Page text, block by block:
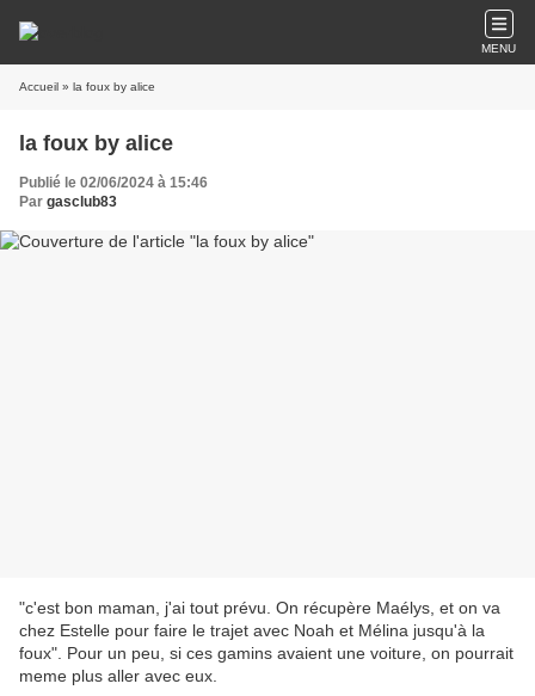
MENU
Accueil » la foux by alice
la foux by alice
Publié le 02/06/2024 à 15:46
Par gasclub83
"c'est bon maman, j'ai tout prévu. On récupère Maélys, et on va
chez Estelle pour faire le trajet avec Noah et Mélina jusqu'à la
foux". Pour un peu, si ces gamins avaient une voiture, on pourrait
meme plus aller avec eux.